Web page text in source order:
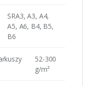
SRA3, A3, A4,
A5, A6, B4, B5,
B6
52-300
g/m²